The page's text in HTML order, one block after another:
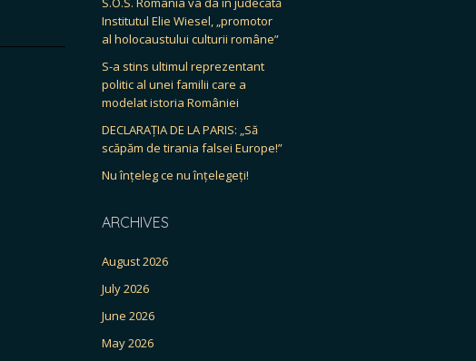
Institutul Elie Wiesel, „promotor
al holocaustului culturii române”
S-a stins ultimul reprezentant
politic al unei familii care a
modelat istoria României
DECLARAȚIA DE LA PARIS: „Să
scăpăm de tirania falsei Europe!”
Nu înțeleg ce nu înțelegeți!
ARCHIVES
August 2026
July 2026
June 2026
May 2026